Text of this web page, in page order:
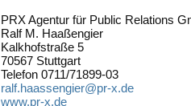
PRX Agentur für Public Relations
Ralf M. Haaßengier
Kalkhofstraße 5
70567 Stuttgart
Telefon 0711/71899-03
ralf.haassengier@pr-x.de
www.pr-x.de